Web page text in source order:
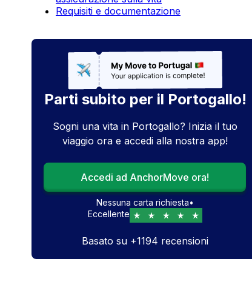
Requisiti e documentazione
Parti subito per il Portogallo!
Sogni una vita in Portogallo? Inizia il tuo
viaggio ora e accedi alla nostra app!
Accedi ad AnchorMove ora!
Nessuna carta richiesta•
Eccellente
Basato su +1194 recensioni